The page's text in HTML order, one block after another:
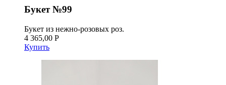
Букет №99
Букет из нежно-розовых роз.
4 365,00 Р
Купить